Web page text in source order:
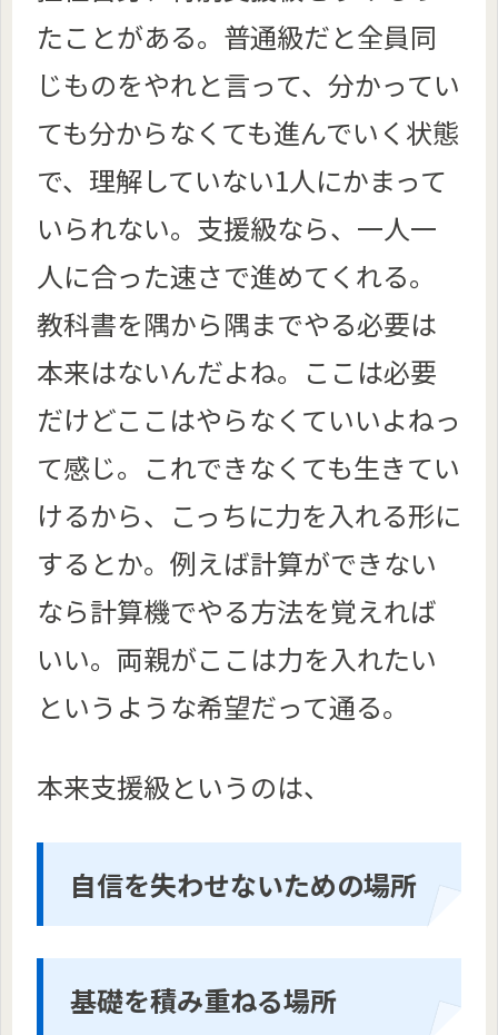
たことがある。普通級だと全員同
じものをやれと言って、分かってい
ても分からなくても進んでいく状態
で、理解していない1人にかまって
いられない。支援級なら、一人一
人に合った速さで進めてくれる。
教科書を隅から隅までやる必要は
本来はないんだよね。ここは必要
だけどここはやらなくていいよねっ
て感じ。これできなくても生きてい
けるから、こっちに力を入れる形に
するとか。例えば計算ができない
なら計算機でやる方法を覚えれば
いい。両親がここは力を入れたい
というような希望だって通る。
本来支援級というのは、
自信を失わせないための場所
基礎を積み重ねる場所